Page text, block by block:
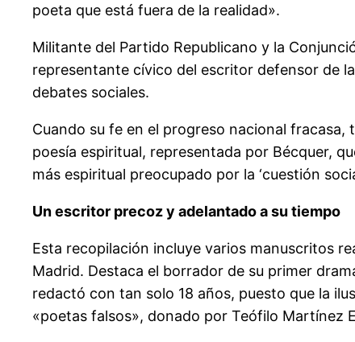
poeta que está fuera de la realidad».
Militante del Partido Republicano y la
representante cívico del escritor defensor de
debates sociales.
Cuando su fe en el progreso nacional fracasa,
poesía espiritual, representada por Bécquer,
más espiritual preocupado por la ‘cuestión
Un escritor precoz y adelantado a su tiempo
Esta recopilación incluye varios manuscritos
Madrid. Destaca el borrador de su primer
redactó con tan solo 18 años, puesto que la
«poetas falsos», donado por Teófilo Martínez